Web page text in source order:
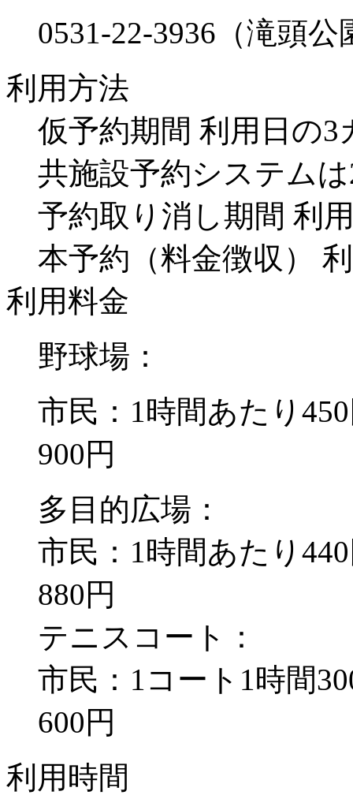
0531-22-3936（滝頭
利用方法
仮予約期間 利用日の
共施設予約システム
予約取り消し期間 利
本予約（料金徴収）
利用料金
野球場：
市民：1時間あたり
900円
多目的広場：
市民：1時間あたり
880円
テニスコート：
市民：1コート1時間
600円
利用時間